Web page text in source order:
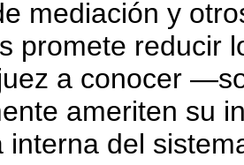
mediación y
promete reducir
a conocer
ameriten su
interna del